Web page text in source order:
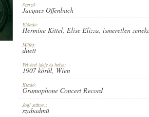
CONCERT RECORD
Szerző:
Jacques Offenbach
Előadó:
Hermine Kittel, Elise Elizza, ismeretlen
Műfaj:
duett
Felvétel ideje és helye:
1907 körül, Wien
Kiadó:
Gramophone Concert Record
Jogi státusz:
szabadmű